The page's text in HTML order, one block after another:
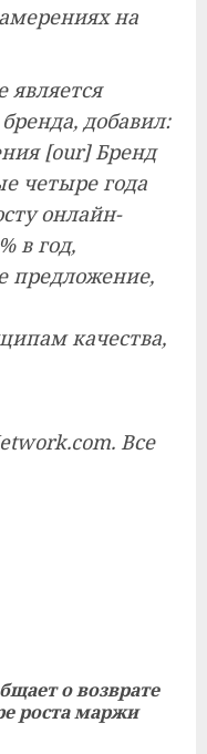
на
добавил:
[our] Бренд
четыре года
онлайн-
в год,
предложение,
качества,
Все
о возврате
роста маржи